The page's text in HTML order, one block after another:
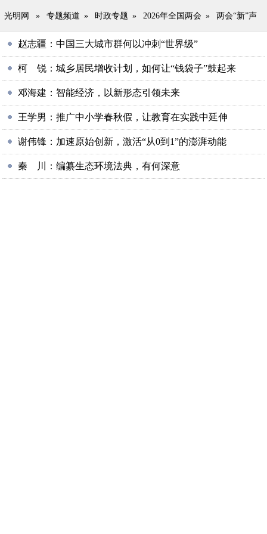
光明网 » 专题频道 » 时政专题 » 2026年全国两会 » 两会“新”声
赵志疆：中国三大城市群何以冲刺“世界级”
柯 锐：城乡居民增收计划，如何让“钱袋子”鼓起来
邓海建：智能经济，以新形态引领未来
王学男：推广中小学春秋假，让教育在实践中延伸
谢伟锋：加速原始创新，激活“从0到1”的澎湃动能
秦 川：编纂生态环境法典，有何深意